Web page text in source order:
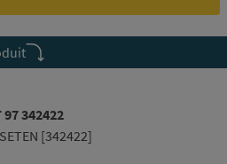
97 342422
[342422]